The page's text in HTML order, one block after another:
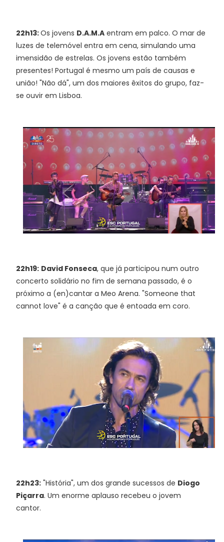
22h13:Os jovens D.A.M.A entram em palco. O mar de
luzes de telemóvel entra em cena, simulando uma
imensidão de estrelas. Os jovens estão também
presentes! Portugal é mesmo um país de causas e
união! "Não dá", um dos maiores êxitos do grupo, faz-
se ouvir em Lisboa.
22h19: David Fonseca, que já participou num outro
concerto solidário no fim de semana passado, é o
próximo a (en)cantar a Meo Arena. "Someone that
cannot love" é a canção que é entoada em coro.
22h23: "História", um dos grande sucessos de Diogo
Piçarra. Um enorme aplauso recebeu o jovem
cantor.